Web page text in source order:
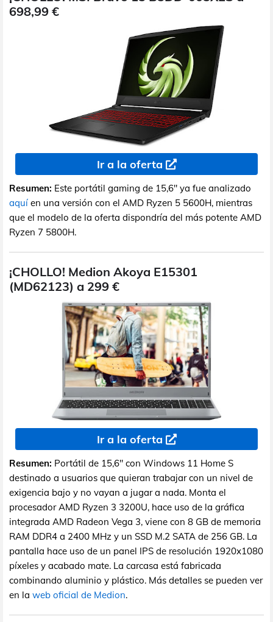
698,99 €
Ir a la oferta
Resumen: Este portátil gaming de 15,6" ya fue analizado
aquí en una versión con el AMD Ryzen 5 5600H, mientras
que el modelo de la oferta dispondría del más potente AMD
Ryzen 7 5800H.
¡CHOLLO! Medion Akoya E15301
(MD62123) a 299 €
Ir a la oferta
Resumen: Portátil de 15,6" con Windows 11 Home S
destinado a usuarios que quieran trabajar con un nivel de
exigencia bajo y no vayan a jugar a nada. Monta el
procesador AMD Ryzen 3 3200U, hace uso de la gráfica
integrada AMD Radeon Vega 3, viene con 8 GB de memoria
RAM DDR4 a 2400 MHz y un SSD M.2 SATA de 256 GB. La
pantalla hace uso de un panel IPS de resolución 1920x1080
píxeles y acabado mate. La carcasa está fabricada
combinando aluminio y plástico. Más detalles se pueden ver
en la web oficial de Medion.